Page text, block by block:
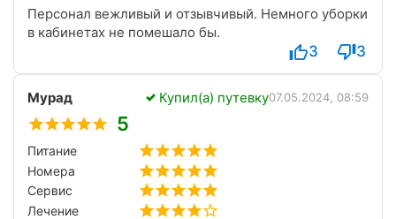
Персонал вежливый и отзывчивый. Немного уборки
в кабинетах не помешало бы.
3 3
Мурад Купил(а) путевку07.05.2024, 08:59
5
Питание
Номера
Сервис
Лечение